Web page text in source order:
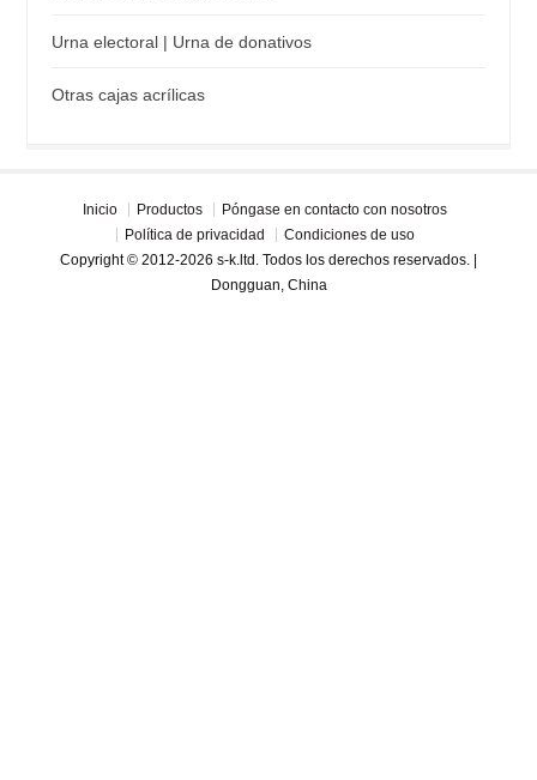
Urna electoral | Urna de donativos
Otras cajas acrílicas
Inicio Productos
Póngase en contacto con nosotros
Política de privacidad
Condiciones de uso
Copyright © 2012-2026 s-k.ltd. Todos los derechos reservados. |
Dongguan, China